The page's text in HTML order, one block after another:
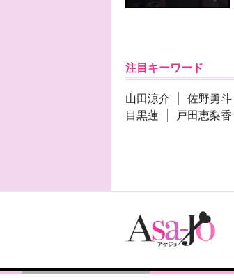
注目キーワード
山田涼介 佐野勇斗
目黒蓮
戸田恵梨香